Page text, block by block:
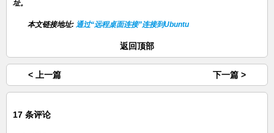
址。
本文链接地址: 通过“远程桌面连接”连接到Ubuntu
返回顶部
< 上一篇 下一篇 >
17 条评论